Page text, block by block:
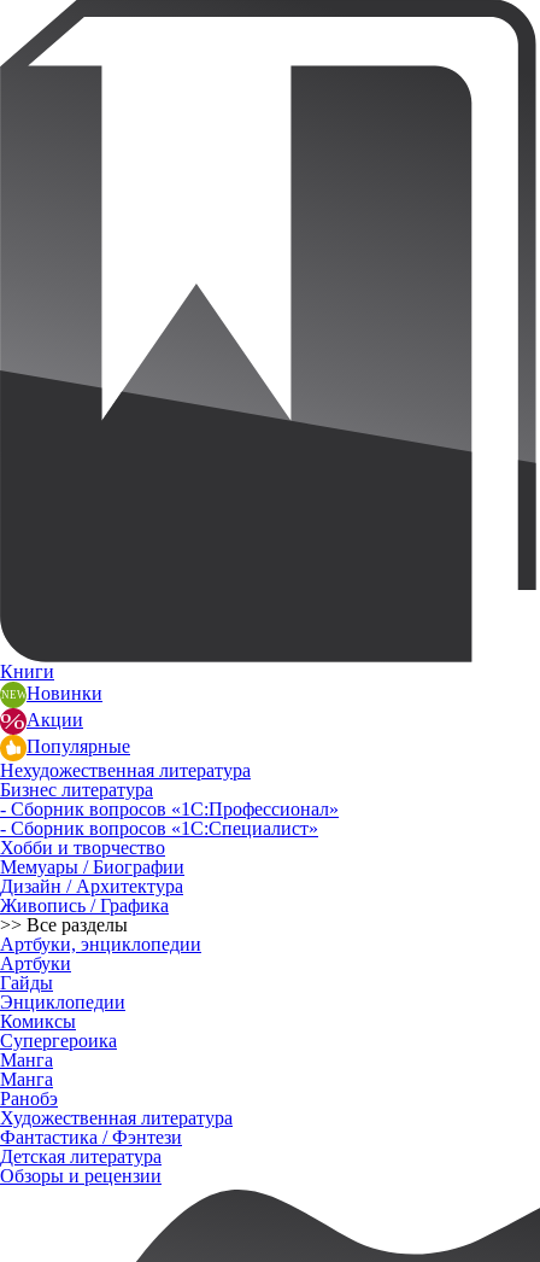
Книги
Новинки
Акции
Популярные
Нехудожественная литература
Бизнес литература
- Сборник вопросов «1С:Профессионал»
- Сборник вопросов «1С:Специалист»
Хобби и творчество
Мемуары / Биографии
Дизайн / Архитектура
Живопись / Графика
>> Все разделы
Артбуки, энциклопедии
Артбуки
Гайды
Энциклопедии
Комиксы
Супергероика
Манга
Манга
Ранобэ
Художественная литература
Фантастика / Фэнтези
Детская литература
Обзоры и рецензии